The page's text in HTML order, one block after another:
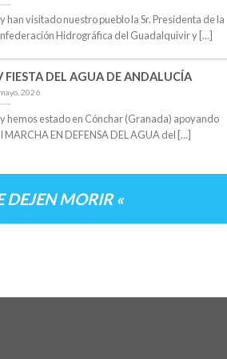
han visitado nuestro pueblo la Sr. Presidenta de la
Hidrográfica del Guadalquivir y [...]
FIESTA DEL AGUA DE ANDALUCÍA
2026
hemos estado en Cónchar (Granada) apoyando
MARCHA EN DEFENSA DEL AGUA del [...]
POR LA CHARCA
abril, 2026
DEJEN MORIR «